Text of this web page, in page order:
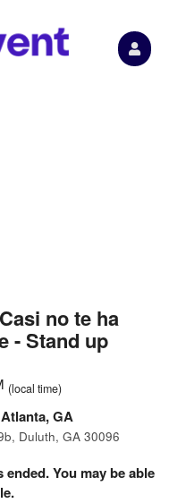
no te ha
- Stand up
(local time)
GA
Duluth, GA 30096
You may be able